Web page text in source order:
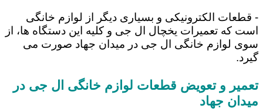
- قطعات الکترونیکی و بسیاری دیگر از لوازم خانگی
است که تعمیرات یخچال ال جی و کلیه این دستگاه ها، از
سوی لوازم خانگی ال جی در میدان جهاد صورت می
گیرد.
تعمیر و تعویض قطعات لوازم خانگی ال جی در
میدان جهاد